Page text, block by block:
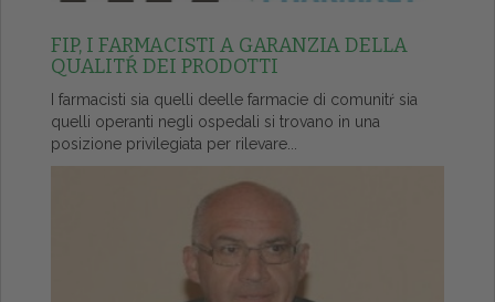
FIP, I FARMACISTI A GARANZIA DELLA
QUALITŔ DEI PRODOTTI
I farmacisti sia quelli deelle farmacie di comunitŕ sia
quelli operanti negli ospedali si trovano in una
posizione privilegiata per rilevare...